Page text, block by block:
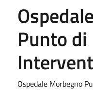
Punto
Ospedale Morbegno